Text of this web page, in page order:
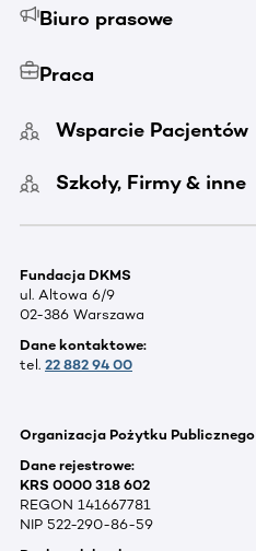
Biuro prasowe
Praca
Wsparcie Pacjentów
Szkoły, Firmy & inne
Fundacja DKMS
ul. Altowa 6/9
02-386 Warszawa
Dane kontaktowe:
tel. 22 882 94 00
Organizacja Pożytku Publicznego
Dane rejestrowe:
KRS 0000 318 602
REGON 141667781
NIP 522-290-86-59